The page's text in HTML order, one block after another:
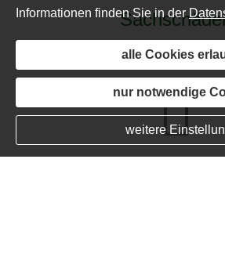
Informationen finden Sie in der
alle Cookies
nur notwendige
weitere